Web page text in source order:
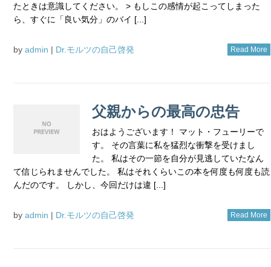
たときは意識してください。 > もしこの感情が起こってしまった
ら、すぐに「良い気分」のバイ [...]
by admin | Dr.モルツの自己啓発 Read More
父親からの最高の忠告
おはようございます！ マット・フューリーで
す。 その言葉に私を猛烈な衝撃を受けまし
た。 私はその一節を自分が見逃していたなん
て信じられませんでした。 私はそれくらいこの本を何度も何度も読
んだのです。 しかし、今回だけは違 [...]
by admin | Dr.モルツの自己啓発 Read More